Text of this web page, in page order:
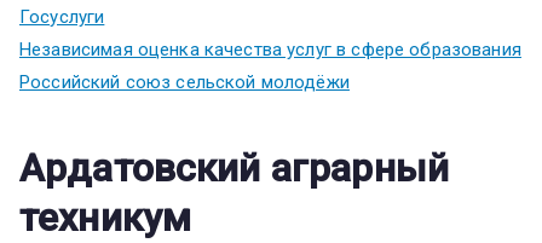
Госуслуги
Независимая оценка качества услуг в сфере образования
Российский союз сельской молодёжи
Ардатовский аграрный
техникум